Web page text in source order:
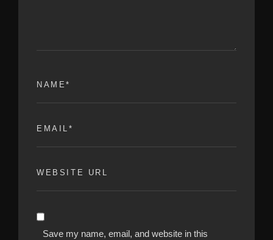
Save my name, email, and website in this